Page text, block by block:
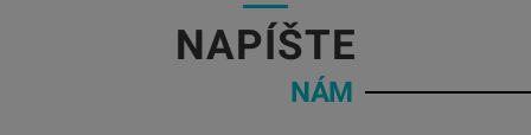
NAPÍŠTE
NÁM